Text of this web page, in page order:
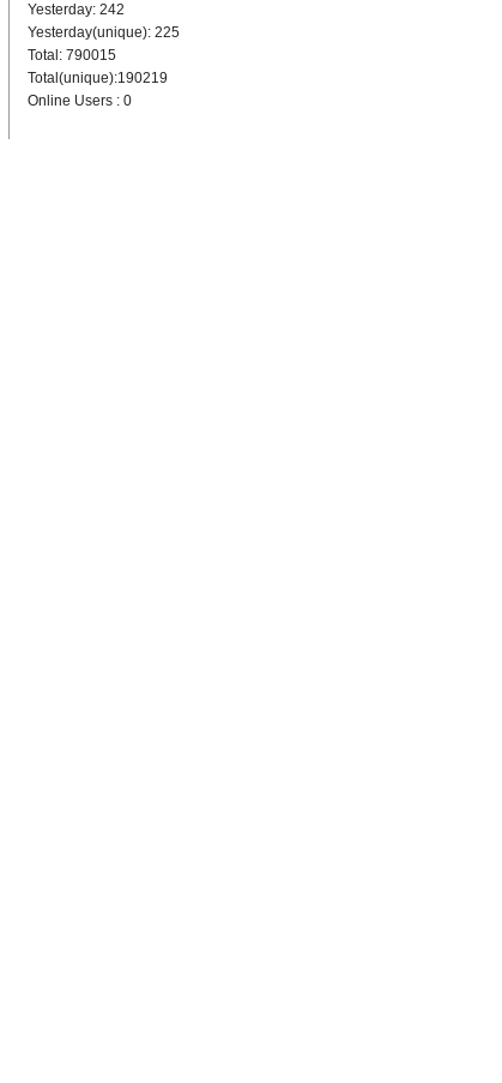
Yesterday: 242
Yesterday(unique): 225
Total: 790015
Total(unique):190219
Online Users : 0